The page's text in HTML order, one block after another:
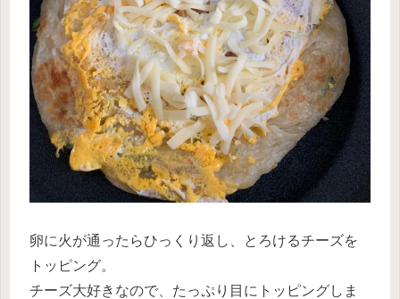
卵に火が通ったらひっくり返し、とろけるチーズを
トッピング。
チーズ大好きなので、たっぷり目にトッピングしま